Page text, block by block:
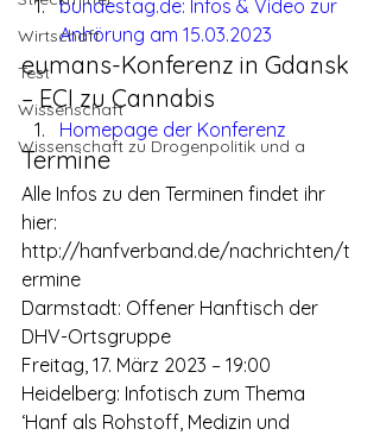
Wirtschaft
Test
Wissenschaft
Wissenschaft zu Drogenpolitik und a
bundestag.de: Infos & Video zur
Anhörung am 15.03.2023
eumans-Konferenz in Gdansk
– ECI zu Cannabis
Homepage der Konferenz
Termine
Alle Infos zu den Terminen findet ihr
hier:
http://hanfverband.de/nachrichten/t
ermine
Darmstadt: Offener Hanftisch der
DHV-Ortsgruppe
Freitag, 17. März 2023 – 19:00
Heidelberg: Infotisch zum Thema
‘Hanf als Rohstoff, Medizin und